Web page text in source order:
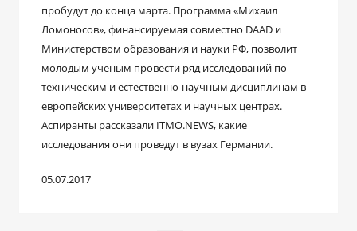
пробудут до конца марта. Программа «Михаил
Ломоносов», финансируемая совместно DAAD и
Министерством образования и науки РФ, позволит
молодым ученым провести ряд исследований по
техническим и естественно-научным дисциплинам в
европейских университетах и научных центрах.
Аспиранты рассказали ITMO.NEWS, какие
исследования они проведут в вузах Германии.
05.07.2017